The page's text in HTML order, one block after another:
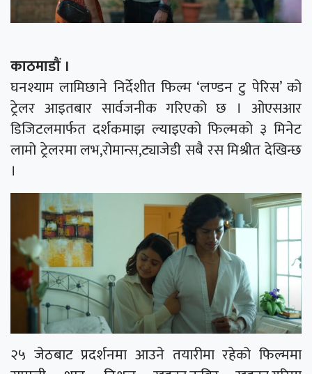
काठमाडौं ।
घनश्याम लामिछाने निर्देशीत फिल्म ‘लण्डन टु पेरिस’ को
ट्रेलर आइतबार सार्वजनीक गरिएको छ । ओएसआर
डिजिटलमार्फत दर्शकमाझ ल्याइएको फिल्मको ३ मिनेट
लामो ट्रेलरमा लभ,रोमान्स,ट्याजेडी सबै रस मिश्रीत देखिन्छ
।
२५ जेठबाट प्रदर्शनमा आउने तयारीमा रहेको फिल्ममा